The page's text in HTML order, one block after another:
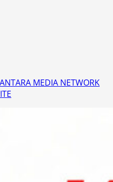
MEDIA NETWORK